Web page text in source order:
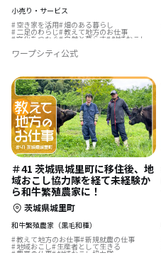
小売り・サービス
空き家を活用 畑のある暮らし
二足のわらじ 教えて地方のお仕事
文化をつなぐ 自然と暮らす 地域おこし
ワープシティ公式
＃41 茨城県城里町に移住後、地
域おこし協力隊を経て未経験か
ら和牛繁殖農家に！
茨城県城里町
和牛繁殖農家（黒毛和種）
教えて地方のお仕事 新規就農の仕事
地域おこし 生産者として生きる
農業の仕事 地域おこし協力隊